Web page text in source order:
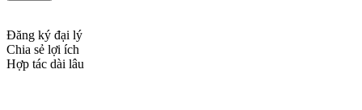
Đăng ký đại lý
Chia sẻ lợi ích
Hợp tác dài lâu